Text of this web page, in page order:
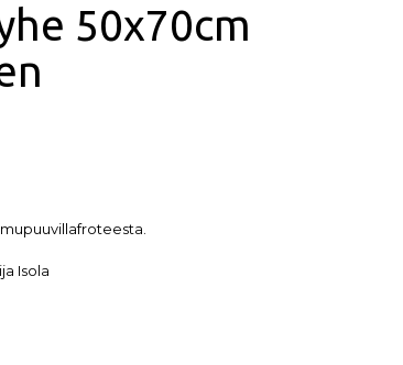
50x70cm
Isola